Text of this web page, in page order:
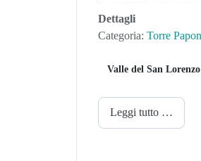
Dettagli
Categoria: Torre
Valle del San Lorenzo
Leggi tutto …